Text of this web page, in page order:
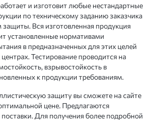
и изготовит любые нестандартные
по техническому заданию заказчика
Вся изготовленная продукция
установленные нормативами
в предназначенных для этих целей
Тестирование проводится на
взрывостойкость в
к продукции требованиям.
защиту вы сможете на сайте
цене. Предлагаются
Для получения более подробной